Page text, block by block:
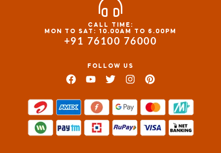
CALL TIME:
MON TO SAT: 10.00AM TO 6.00PM
+91 76100 76000
FOLLOW US